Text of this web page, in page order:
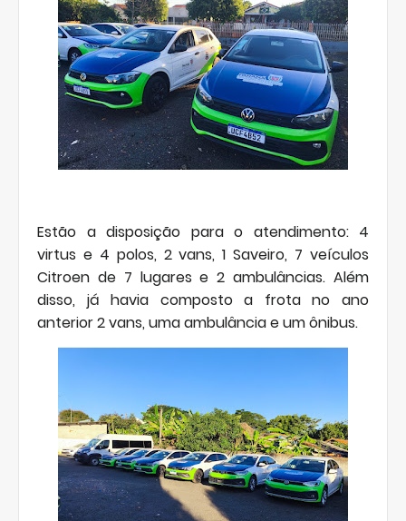
Estão a disposição para o atendimento: 4
virtus e 4 polos, 2 vans, 1 Saveiro, 7 veículos
Citroen de 7 lugares e 2 ambulâncias. Além
disso, já havia composto a frota no ano
anterior 2 vans, uma ambulância e um ônibus.